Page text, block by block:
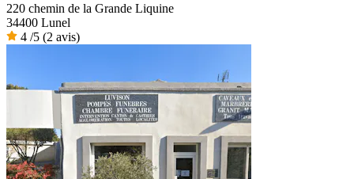
220 chemin de la Grande Liquine
34400 Lunel
4 /5 (2 avis)